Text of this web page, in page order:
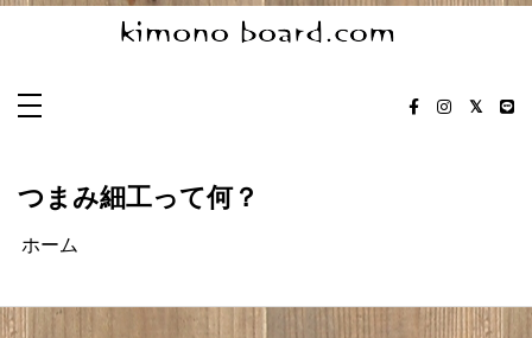
コ
キモノボード工房のブログ｜着
作しています。明治、大正、昭和、平成、いろんな時
す。神戸市西区から発信！
つまみ細工って何？
ホーム